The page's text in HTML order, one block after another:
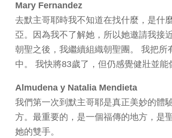
Mary Fernandez
去默主哥耶時我不知道在找什麼，是什
亞。因為我不了解她，所以她邀請我接
朝聖之後，我繼續組織朝聖團。 我把
中。 我快將83歲了，但仍感覺健壯並能
Almudena y Natalia Mendieta
我們第一次到默主哥耶是真正美妙的體
方。最重要的，是一個福傳的地方，是
她的雙手。